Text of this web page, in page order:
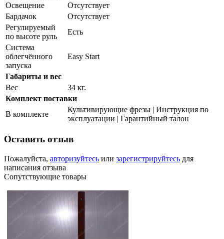
Освещение
Отсутствует
Бардачок
Отсутствует
Регулируемый
по высоте руль
Есть
Система
облегчённого
запуска
Easy Start
Габариты и вес
Вес
34 кг.
Комплект поставки
В комплекте
Культивирующие фрезы | Инструкция по
эксплуатации | Гарантийный талон
Оставить отзыв
Пожалуйста, авторизуйтесь или зарегистрируйтесь для
написания отзыва
Сопутствующие товары